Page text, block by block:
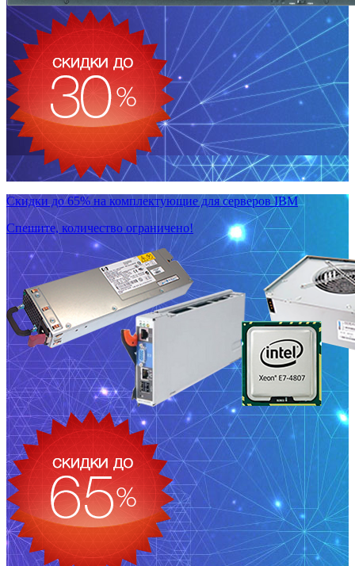
Скидки до 65% на комплектующие для серверов IBM
Спешите, количество ограничено!